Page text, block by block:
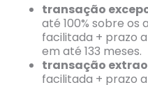
transação
até 100% sobre os
facilitada + prazo
em até 133 meses.
transação
facilitada + prazo